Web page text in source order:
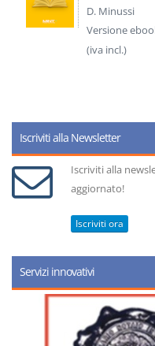
D. Minussi
Versione
(iva incl.)
Iscriviti alla Newsletter
Iscriviti alla
aggiornato!
Iscriviti ora
Servizi innovativi